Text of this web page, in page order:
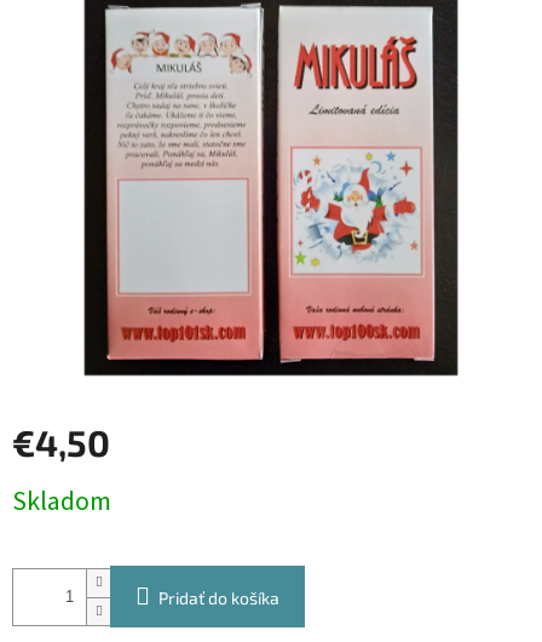
€4,50
cena:
Skladom
Pridať do košíka